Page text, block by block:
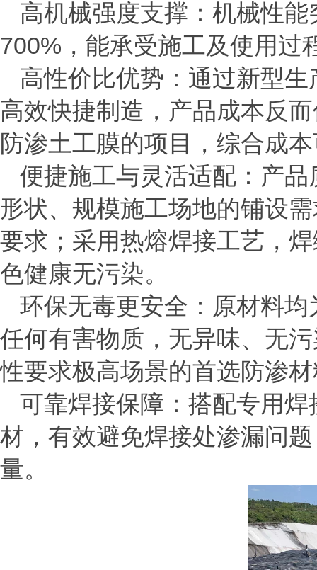
高机械强度支撑：机械性
700% ，能承受施工及使用
高性价比优势：通过新型
高效快捷制造，产品成本反
防渗土工膜的项目，综合成
便捷施工与灵活适配：产
形状、规模施工场地的铺设
要求；采用热熔焊接工艺，
色健康无污染。
环保无毒更安全：原材料
任何有害物质，无异味、无
性要求极高场景的首选防渗
可靠焊接保障：搭配专用
材，有效避免焊接处渗漏问
量。